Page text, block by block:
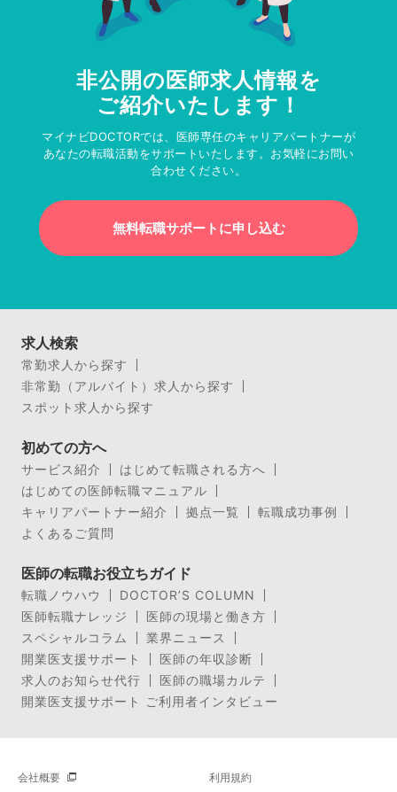
非公開の医師求人情報を
ご紹介いたします！
マイナビDOCTORでは、医師専任のキャリアパートナーが
あなたの転職活動をサポートいたします。お気軽にお問い
合わせください。
無料転職サポートに申し込む
求人検索
常勤求人から探す
非常勤（アルバイト）求人から探す
スポット求人から探す
初めての方へ
サービス紹介
はじめて転職される方へ
はじめての医師転職マニュアル
キャリアパートナー紹介
拠点一覧
転職成功事例
よくあるご質問
医師の転職お役立ちガイド
転職ノウハウ
DOCTOR’S COLUMN
医師転職ナレッジ
医師の現場と働き方
スペシャルコラム
業界ニュース
開業医支援サポート
医師の年収診断
求人のお知らせ代行
医師の職場カルテ
開業医支援サポート ご利用者インタビュー
会社概要 利用規約